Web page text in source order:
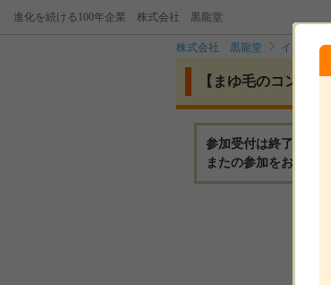
進化を続ける100年企業 株式会社 黒龍堂
株式会社 黒龍堂 イベント
【まゆ毛のコンシ
参加受付は終了いたし
またの参加をお待ち